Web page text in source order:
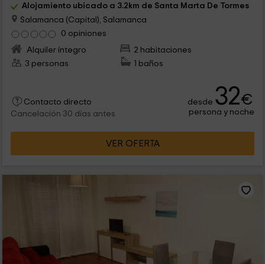
Alojamiento ubicado a 3.2km de Santa Marta De Tormes
Salamanca (Capital), Salamanca
0 opiniones
Alquiler íntegro
2 habitaciones
3 personas
1 baños
Contacto directo
Cancelación 30 días antes
desde 32€
persona y noche
VER OFERTA